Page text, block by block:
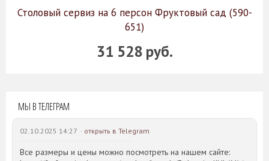
Столовый сервиз на 6 персон Фруктовый сад (590-
651)
31 528 руб.
МЫ В ТЕЛЕГРАМ
02.10.2025 14:27 · открыть в Telegram
Все размеры и цены можно посмотреть на нашем сайте: